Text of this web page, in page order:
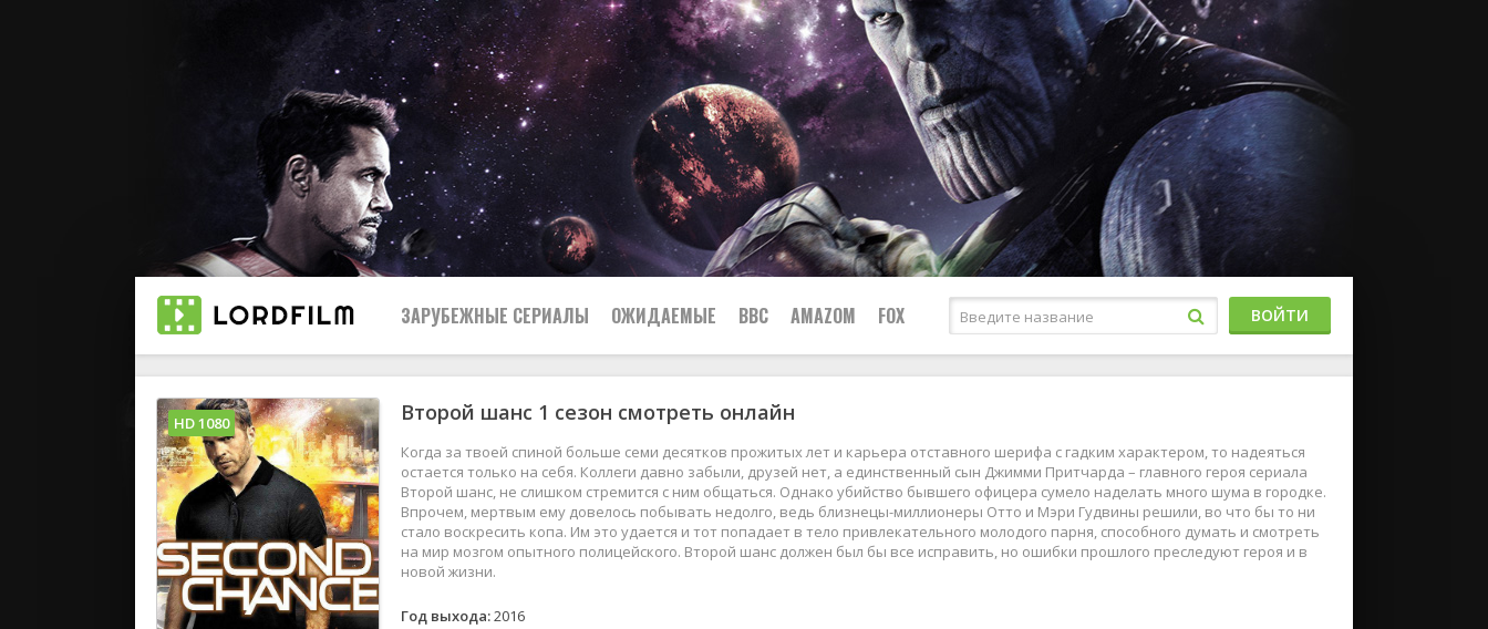
ЗАРУБЕЖНЫЕ СЕРИАЛЫ
Все
2019
2018
2017
Испания
Боевики
Приключения
Детективы
Драмы
Военные
Семейные
Спортивные
Вестерны
ОЖИДАЕМЫЕ BBC AMAZOM FOX ВОЙТИ
Второй шанс 1 сезон смотреть онлайн
Когда за твоей спиной больше семи десятков прожитых лет и карьера отставного шерифа с гадким характером, то надеяться
остается только на себя. Коллеги давно забыли, друзей нет, а единственный сын Джимми Притчарда – главного героя сериала
Второй шанс, не слишком стремится с ним общаться. Однако убийство бывшего офицера сумело наделать много шума в городке.
Впрочем, мертвым ему довелось побывать недолго, ведь близнецы-миллионеры Отто и Мэри Гудвины решили, во что бы то ни
стало воскресить копа. Им это удается и тот попадает в тело привлекательного молодого парня, способного думать и смотреть
на мир мозгом опытного полицейского. Второй шанс должен был бы все исправить, но ошибки прошлого преследуют героя и в
новой жизни.
Год выхода:2016
HD 1080